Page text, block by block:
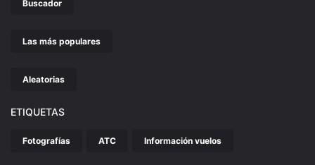
Buscador
Las más populares
Aleatorias
ETIQUETAS
Fotografías ATC Información vuelos